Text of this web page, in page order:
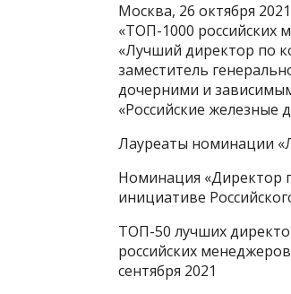
Москва, 26 октября
«ТОП-1000 российских
«Лучший директор по
заместитель
дочерними и
«Российские железные
Лауреаты номинации
Номинация «Директор
инициативе
ТОП-50 лучших
российских
сентября 2021